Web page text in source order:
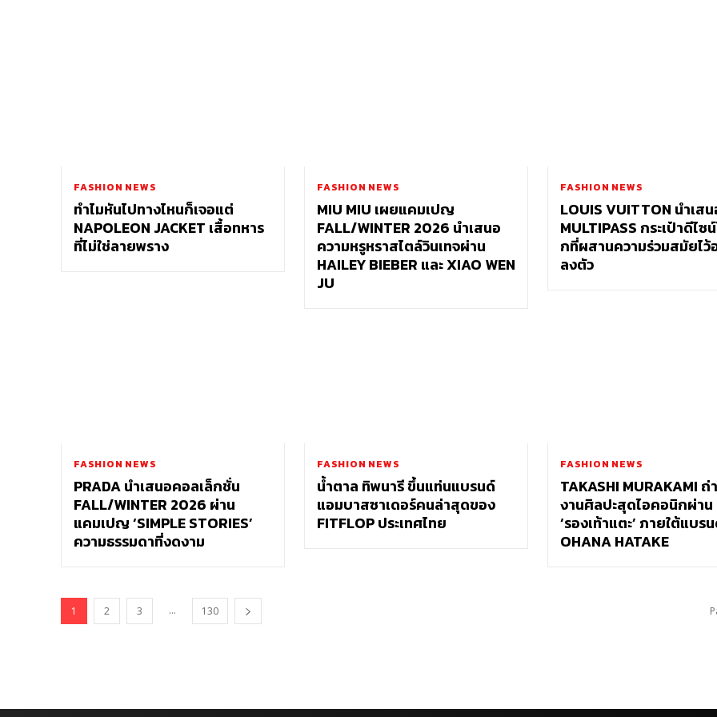
FASHION NEWS
ทำไมหันไปทางไหนก็เจอแต่
NAPOLEON JACKET เสื้อทหาร
ที่ไม่ใช่ลายพราง
FASHION NEWS
MIU MIU เผยแคมเปญ
FALL/WINTER 2026 นำเสนอ
ความหรูหราสไตล์วินเทจผ่าน
HAILEY BIEBER และ XIAO WEN
JU
FASHION NEWS
LOUIS VUITTON นำเส
MULTIPASS กระเป๋าดีไซ
กที่ผสานความร่วมสมัยไว้
ลงตัว
FASHION NEWS
PRADA นำเสนอคอลเล็กชั่น
FALL/WINTER 2026 ผ่าน
แคมเปญ ‘SIMPLE STORIES’
ความธรรมดาที่งดงาม
FASHION NEWS
น้ำตาล ทิพนารี ขึ้นแท่นแบรนด์
แอมบาสซาเดอร์คนล่าสุดของ
FITFLOP ประเทศไทย
FASHION NEWS
TAKASHI MURAKAMI
งานศิลปะสุดไอคอนิกผ่าน
‘รองเท้าแตะ’ ภายใต้แบร
OHANA HATAKE
1 2 3 ... 130